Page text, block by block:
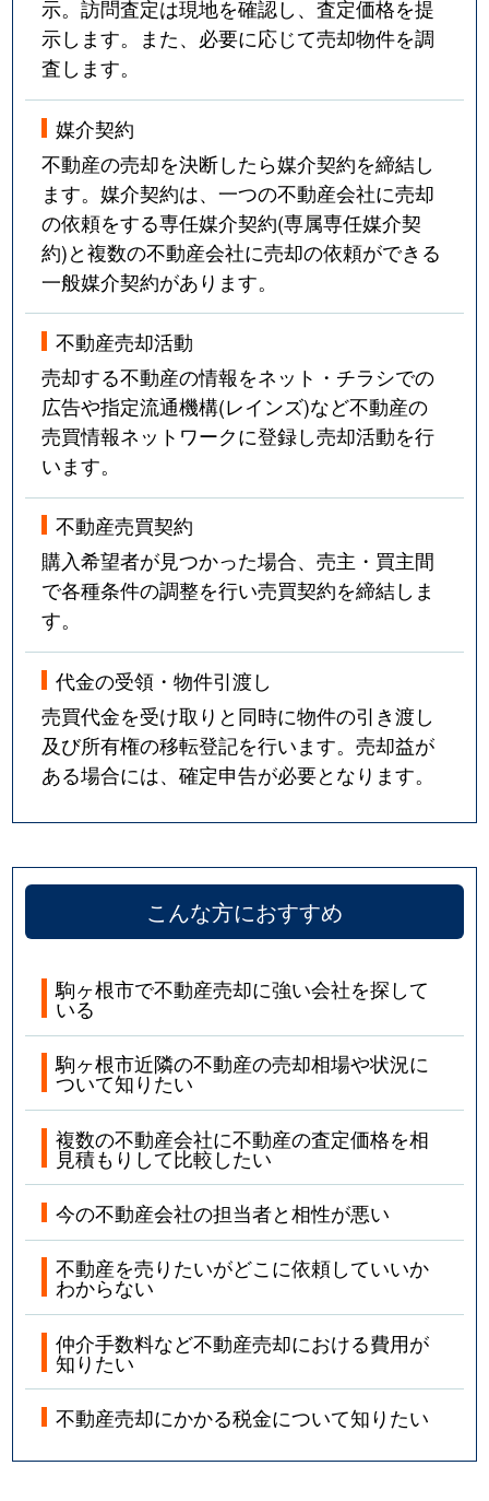
示。訪問査定は現地を確認し、査定価格を提
示します。また、必要に応じて売却物件を調
査します。
媒介契約
不動産の売却を決断したら媒介契約を締結し
ます。媒介契約は、一つの不動産会社に売却
の依頼をする専任媒介契約(専属専任媒介契
約)と複数の不動産会社に売却の依頼ができる
一般媒介契約があります。
不動産売却活動
売却する不動産の情報をネット・チラシでの
広告や指定流通機構(レインズ)など不動産の
売買情報ネットワークに登録し売却活動を行
います。
不動産売買契約
購入希望者が見つかった場合、売主・買主間
で各種条件の調整を行い売買契約を締結しま
す。
代金の受領・物件引渡し
売買代金を受け取りと同時に物件の引き渡し
及び所有権の移転登記を行います。売却益が
ある場合には、確定申告が必要となります。
こんな方におすすめ
駒ヶ根市で不動産売却に強い会社を探して
いる
駒ヶ根市近隣の不動産の売却相場や状況に
ついて知りたい
複数の不動産会社に不動産の査定価格を相
見積もりして比較したい
今の不動産会社の担当者と相性が悪い
不動産を売りたいがどこに依頼していいか
わからない
仲介手数料など不動産売却における費用が
知りたい
不動産売却にかかる税金について知りたい